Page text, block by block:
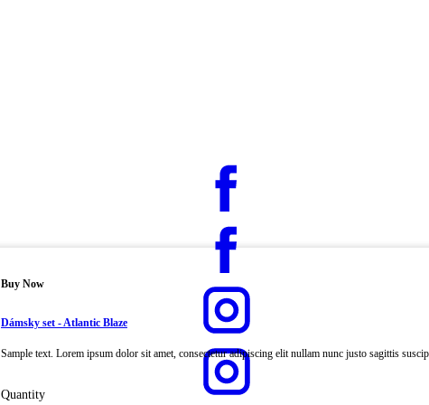
Buy Now
Dámsky set - Atlantic Blaze
Sample text. Lorem ipsum dolor sit amet, consectetur adipiscing elit nullam nunc justo sagittis
Quantity